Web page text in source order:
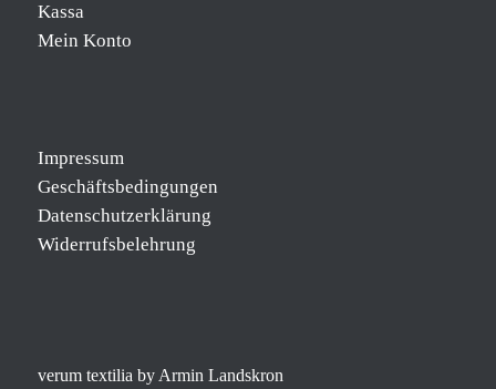
Kassa
Mein Konto
Impressum
Geschäftsbedingungen
Datenschutzerklärung
Widerrufsbelehrung
verum textilia by Armin Landskron